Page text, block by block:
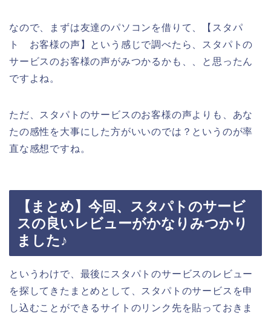
なので、まずは友達のパソコンを借りて、【スタパ
ト お客様の声】という感じで調べたら、スタパトの
サービスのお客様の声がみつかるかも、、と思ったん
ですよね。
ただ、スタパトのサービスのお客様の声よりも、あな
たの感性を大事にした方がいいのでは？というのが率
直な感想ですね。
【まとめ】今回、スタパトのサービ
スの良いレビューがかなりみつかり
ました♪
というわけで、最後にスタパトのサービスのレビュー
を探してきたまとめとして、スタパトのサービスを申
し込むことができるサイトのリンク先を貼っておきま